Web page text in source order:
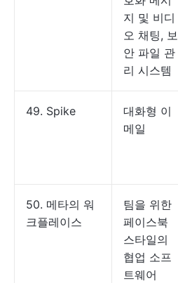
지 및 비디
오 채팅, 보
안 파일 관
리 시스템
49. Spike
대화형 이
메일
50. 메타의 워
크플레이스
팀을 위한
페이스북
스타일의
협업 소프
트웨어